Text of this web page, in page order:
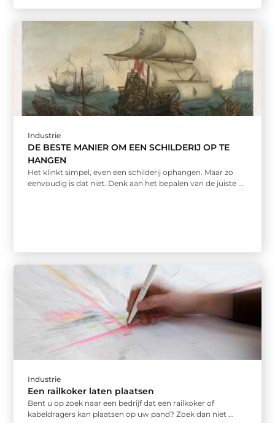
Industrie
DE BESTE MANIER OM EEN SCHILDERIJ OP TE
HANGEN
Het klinkt simpel, even een schilderij ophangen. Maar zo
eenvoudig is dat niet. Denk aan het bepalen van de juiste ...
Industrie
Een railkoker laten plaatsen
Bent u op zoek naar een bedrijf dat een railkoker of
kabeldragers kan plaatsen op uw pand? Zoek dan niet ...